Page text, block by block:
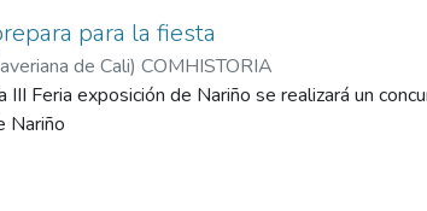
para la fiesta
de Cali) COMHISTORIA
Feria exposición de Nariño se realizará un
Nariño